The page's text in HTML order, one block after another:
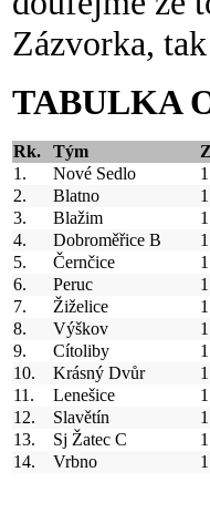
Zázvorka,
TABULKA
Rk. Tým
1.
Nové Sedlo
2.
Blatno
3.
Blažim
4.
Dobroměřice B
5.
Černčice
6.
Peruc
7.
Žiželice
8.
Výškov
9.
Cítoliby
10.
Krásný Dvůr
11.
Lenešice
12.
Slavětín
13.
Sj Žatec C
14.
Vrbno